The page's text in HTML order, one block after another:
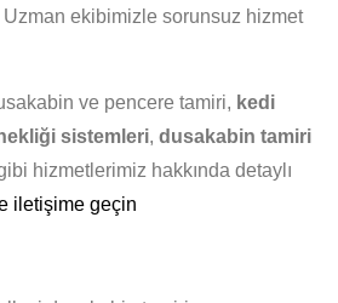
Uzman ekibimizle sorunsuz hizmet
ve pencere tamiri, kedi
sistemleri, dusakabin tamiri
hizmetlerimiz hakkında detaylı
iletişime geçin